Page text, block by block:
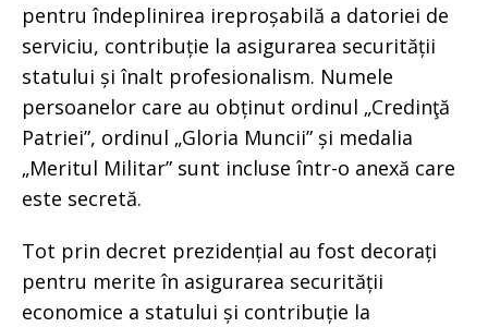
pentru îndeplinirea ireproșabilă a datoriei de
serviciu, contribuție la asigurarea securității
statului și înalt profesionalism. Numele
persoanelor care au obținut ordinul „Credinţă
Patriei”, ordinul „Gloria Muncii” și medalia
„Meritul Militar” sunt incluse într-o anexă care
este secretă.
Tot prin decret prezidențial au fost decorați
pentru merite în asigurarea securității
economice a statului și contribuție la